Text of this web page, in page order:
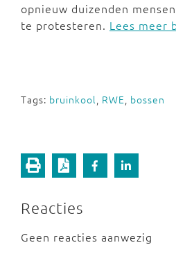
opnieuw duizenden
te protesteren. Lees meer
Tags: bruinkool, RWE, bossen
Reacties
Geen reacties aanwezig